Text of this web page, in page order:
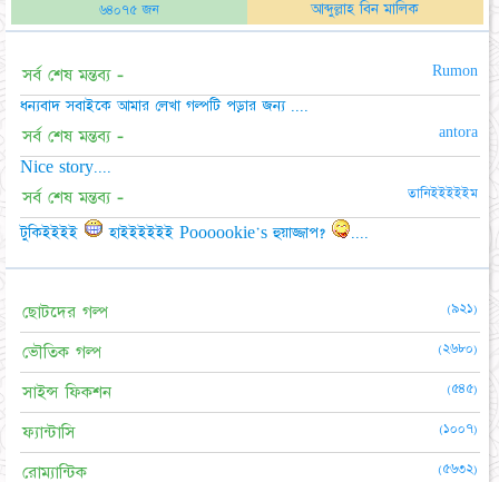
৬৪০৭৫ জন আব্দুল্লাহ বিন মালিক
সর্ব শেষ মন্তব্য - Rumon
ধন্যবাদ সবাইকে আমার লেখা গল্পটি পড়ার জন্য ....
সর্ব শেষ মন্তব্য - antora
Nice story....
সর্ব শেষ মন্তব্য - তানিইইইইইম
টুকিইইইই হাইইইইইই Poooookie's হুয়াজ্জাপ? ....
ছোটদের গল্প (৯২১)
ভৌতিক গল্প (২৬৮০)
সাইন্স ফিকশন (৫৪৫)
ফ্যান্টাসি (১০০৭)
রোম্যান্টিক (৫৬৩২)